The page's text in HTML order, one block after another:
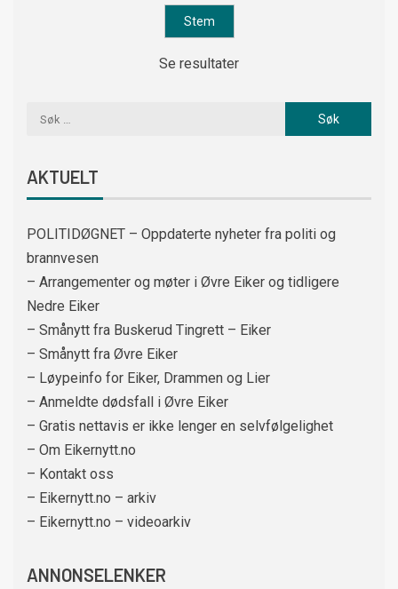
Se resultater
AKTUELT
POLITIDØGNET – Oppdaterte nyheter fra politi og
brannvesen
– Arrangementer og møter i Øvre Eiker og tidligere
Nedre Eiker
– Smånytt fra Buskerud Tingrett – Eiker
– Smånytt fra Øvre Eiker
– Løypeinfo for Eiker, Drammen og Lier
– Anmeldte dødsfall i Øvre Eiker
– Gratis nettavis er ikke lenger en selvfølgelighet
– Om Eikernytt.no
– Kontakt oss
– Eikernytt.no – arkiv
– Eikernytt.no – videoarkiv
ANNONSELENKER